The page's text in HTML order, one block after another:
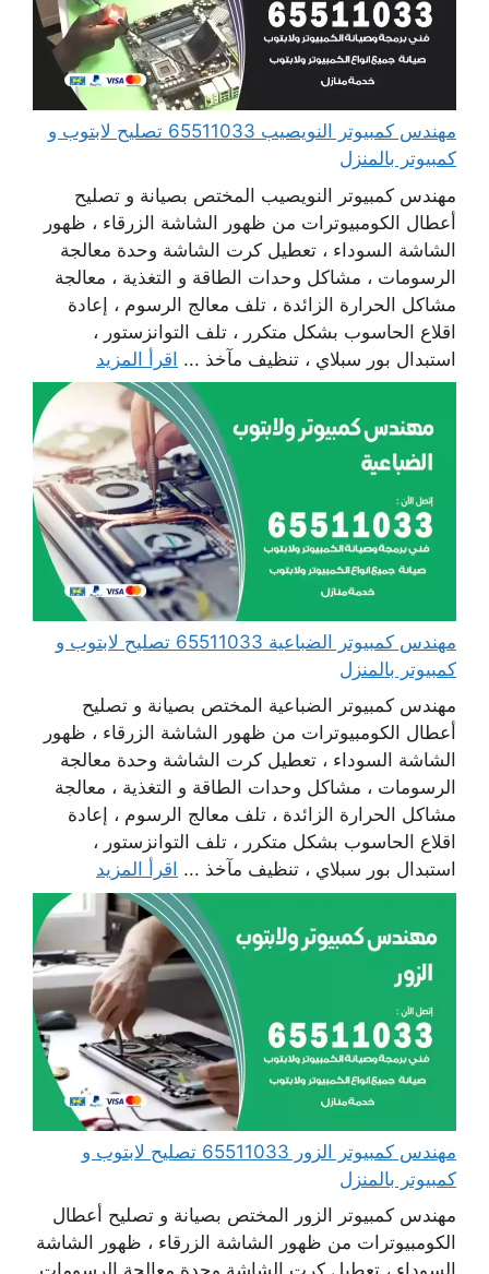
مهندس كمبيوتر النويصيب 65511033 تصليح لابتوب و
كمبيوتر بالمنزل
مهندس كمبيوتر النويصيب المختص بصيانة و تصليح
أعطال الكومبيوترات من ظهور الشاشة الزرقاء ، ظهور
الشاشة السوداء ، تعطيل كرت الشاشة وحدة معالجة
الرسومات ، مشاكل وحدات الطاقة و التغذية ، معالجة
مشاكل الحرارة الزائدة ، تلف معالج الرسوم ، إعادة
اقلاع الحاسوب بشكل متكرر ، تلف التوانزستور ،
استبدال بور سبلاي ، تنظيف مآخذ ... اقرأ المزيد
مهندس كمبيوتر الضباعية 65511033 تصليح لابتوب و
كمبيوتر بالمنزل
مهندس كمبيوتر الضباعية المختص بصيانة و تصليح
أعطال الكومبيوترات من ظهور الشاشة الزرقاء ، ظهور
الشاشة السوداء ، تعطيل كرت الشاشة وحدة معالجة
الرسومات ، مشاكل وحدات الطاقة و التغذية ، معالجة
مشاكل الحرارة الزائدة ، تلف معالج الرسوم ، إعادة
اقلاع الحاسوب بشكل متكرر ، تلف التوانزستور ،
استبدال بور سبلاي ، تنظيف مآخذ ... اقرأ المزيد
مهندس كمبيوتر الزور 65511033 تصليح لابتوب و
كمبيوتر بالمنزل
مهندس كمبيوتر الزور المختص بصيانة و تصليح أعطال
الكومبيوترات من ظهور الشاشة الزرقاء ، ظهور الشاشة